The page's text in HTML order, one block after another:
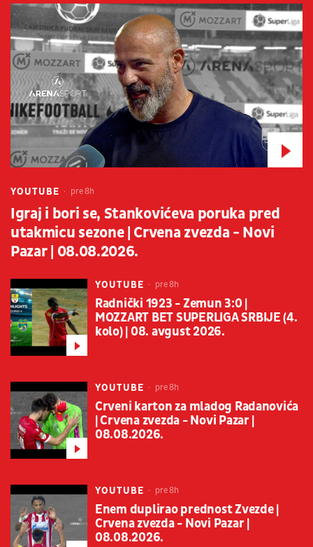
YOUTUBE pre 8h
Igraj i bori se, Stankovićeva poruka pred
utakmicu sezone | Crvena zvezda - Novi
Pazar | 08.08.2026.
YOUTUBE pre 8h
Radnički 1923 - Zemun 3:0 |
MOZZART BET SUPERLIGA SRBIJE (4.
kolo) | 08. avgust 2026.
YOUTUBE pre 8h
Crveni karton za mladog Radanovića
| Crvena zvezda - Novi Pazar |
08.08.2026.
YOUTUBE pre 8h
Enem duplirao prednost Zvezde |
Crvena zvezda - Novi Pazar |
08.08.2026.